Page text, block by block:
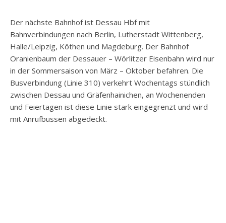
Der nächste Bahnhof ist Dessau Hbf mit
Bahnverbindungen nach Berlin, Lutherstadt Wittenberg,
Halle/Leipzig, Köthen und Magdeburg. Der Bahnhof
Oranienbaum der Dessauer – Wörlitzer Eisenbahn wird nur
in der Sommersaison von März – Oktober befahren. Die
Busverbindung (Linie 310) verkehrt Wochentags stündlich
zwischen Dessau und Gräfenhainichen, an Wochenenden
und Feiertagen ist diese Linie stark eingegrenzt und wird
mit Anrufbussen abgedeckt.